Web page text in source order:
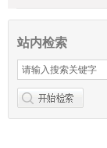
站内检索